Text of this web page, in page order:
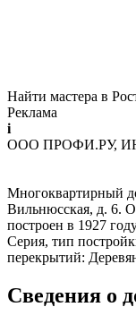
Найти мастера в
Реклама
i
ООО ПРОФИ.РУ, ИНН
Многоквартирный
Вильнюсская, д. 6.
построен в 1927
Серия, тип
перекрытий:
Сведения о